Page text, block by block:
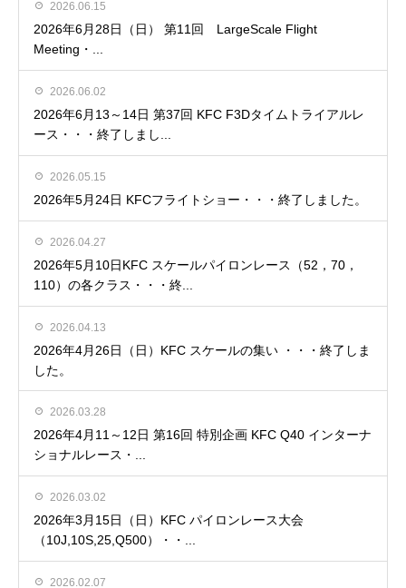
2026.06.15
2026年6月28日（日） 第11回 LargeScale Flight
Meeting・...
2026.06.02
2026年6月13～14日 第37回 KFC F3Dタイムトライアルレ
ース・・・終了しまし...
2026.05.15
2026年5月24日 KFCフライトショー・・・終了しました。
2026.04.27
2026年5月10日KFC スケールパイロンレース（52，70，
110）の各クラス・・・終...
2026.04.13
2026年4月26日（日）KFC スケールの集い ・・・終了しま
した。
2026.03.28
2026年4月11～12日 第16回 特別企画 KFC Q40 インターナ
ショナルレース・...
2026.03.02
2026年3月15日（日）KFC パイロンレース大会
（10J,10S,25,Q500）・・...
2026.02.07